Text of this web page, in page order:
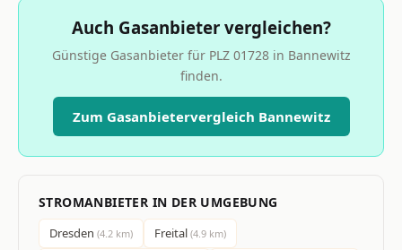
Auch Gasanbieter vergleichen?
Günstige Gasanbieter für PLZ 01728 in Bannewitz
finden.
Zum Gasanbietervergleich Bannewitz
STROMANBIETER IN DER UMGEBUNG
Dresden (4.2 km) Freital (4.9 km)